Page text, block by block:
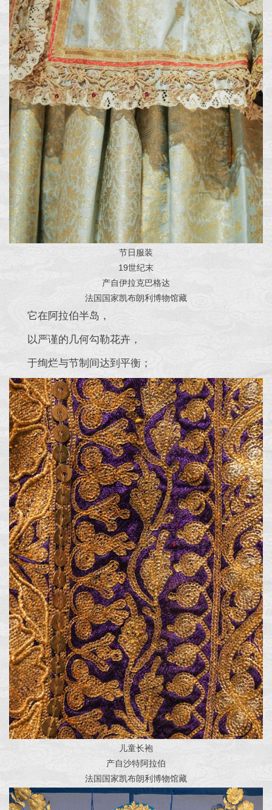
节日服装
19世纪末
产自伊拉克巴格达
法国国家凯布朗利博物馆藏
它在阿拉伯半岛，
以严谨的几何勾勒花卉，
于绚烂与节制间达到平衡；
儿童长袍
产自沙特阿拉伯
法国国家凯布朗利博物馆藏